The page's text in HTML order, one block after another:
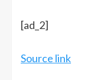
entradas
[ad_2]
Source link